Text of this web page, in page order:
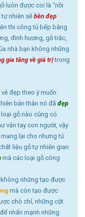
luôn được coi là “nồi
nhiên sẽ bền đẹp
thi công tủ bếp bằng
đinh hương, gỗ trắc,
nhà bạn không những
gia tăng về giá trịtrong
đẹp theo ý muốn
bản thân nó đã đẹp
gỗ nào cũng có
vân tay con người, vậy
lại cho nhưng tủ
liệu gỗ tự nhiên gian
mà các loại gỗ công
những tạo được
mà còn tạo được
chò chỉ, những cột
nhấn mạnh những